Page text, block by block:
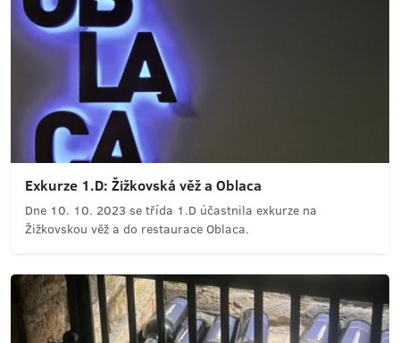
Exkurze 1.D: Žižkovská věž a Oblaca
Dne 10. 10. 2023 se třída 1.D účastnila exkurze na
Žižkovskou věž a do restaurace Oblaca.